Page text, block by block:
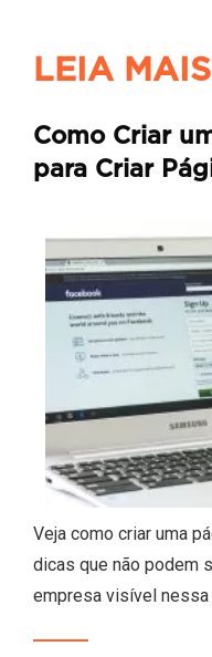
LEIA MAIS
Como Criar
para Criar
Veja como criar uma
dicas que não podem
empresa visível